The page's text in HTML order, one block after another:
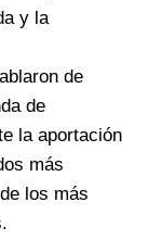
y la
de
de
la aportación
más
los más